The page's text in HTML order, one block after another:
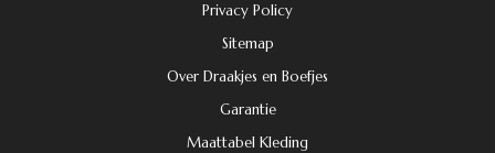
Privacy Policy
Sitemap
Over Draakjes en Boefjes
Garantie
Maattabel Kleding